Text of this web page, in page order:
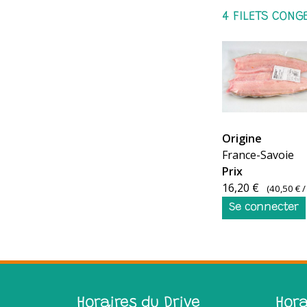
FILET
DE
LAVARET
CONGELE
Origine
France-Savoie
Prix
16,20 €
(40,50 €/
Se connecter
Horaires du Drive